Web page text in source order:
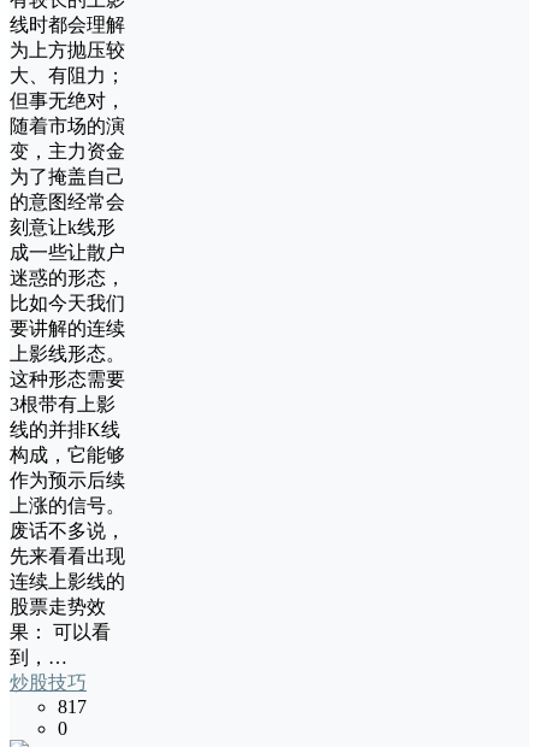
线时都会理解
为上方抛压较
大、有阻力；
但事无绝对，
随着市场的演
变，主力资金
为了掩盖自己
的意图经常会
刻意让k线形
成一些让散户
迷惑的形态，
比如今天我们
要讲解的连续
上影线形态。
这种形态需要
3根带有上影
线的并排K线
构成，它能够
作为预示后续
上涨的信号。
废话不多说，
先来看看出现
连续上影线的
股票走势效
果： 可以看
到，…
炒股技巧
817
0